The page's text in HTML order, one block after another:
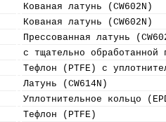
Кованая латунь (CW602N)
Кованая латунь (CW602N)
Прессованная латунь
с тщательно обработанной
Тефлон (PTFE) с
Латунь (CW614N)
Уплотнительное кольцо
Тефлон (PTFE)